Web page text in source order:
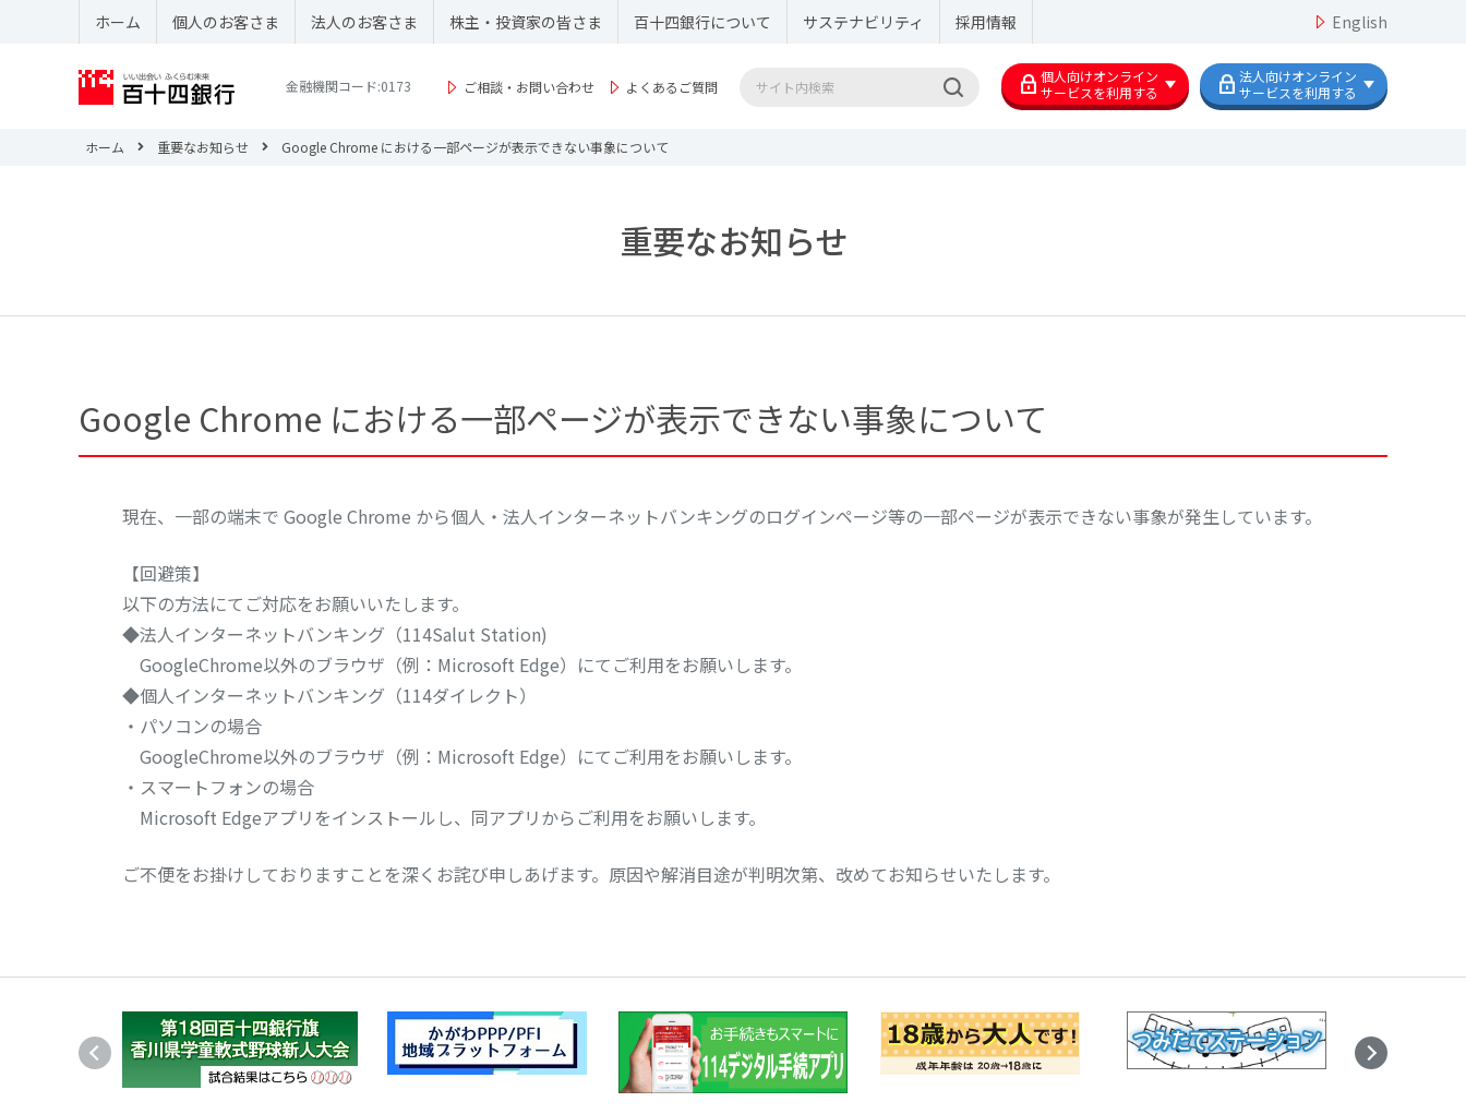
ホーム 個人のお客さま 法人のお客さま 株主・投資家の皆さま 百十四銀行について サステナビリティ 採用情報 English
金融機関コード:0173 ご相談・お問い合わせ よくあるご質問
個人向けオンライン
サービスを利用する
法人向けオンライン
サービスを利用する
ホーム 重要なお知らせ Google Chrome における一部ページが表示できない事象について
重要なお知らせ
Google Chrome における一部ページが表示できない事象について
現在、一部の端末で Google Chrome から個人・法人インターネットバンキングのログインページ等の一部ページが表示できない事象が発生しています。
【回避策】
以下の方法にてご対応をお願いいたします。
◆法人インターネットバンキング（114Salut Station)
GoogleChrome以外のブラウザ（例：Microsoft Edge）にてご利用をお願いします。
◆個人インターネットバンキング（114ダイレクト）
・パソコンの場合
GoogleChrome以外のブラウザ（例：Microsoft Edge）にてご利用をお願いします。
・スマートフォンの場合
Microsoft Edgeアプリをインストールし、同アプリからご利用をお願いします。
ご不便をお掛けしておりますことを深くお詫び申しあげます。原因や解消目途が判明次第、改めてお知らせいたします。